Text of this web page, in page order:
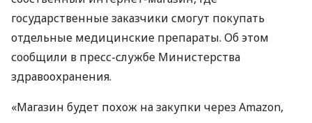
государственные заказчики смогут покупать
отдельные медицинские препараты. Об этом
сообщили в пресс-службе Министерства
здравоохранения.
«Магазин будет похож на закупки через Amazon,